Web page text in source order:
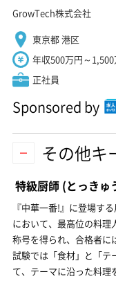
GrowTech株式会社
東京都 港区
年収500万円～1,500
正社員
Sponsored by
その他キ
特級厨師 (とっきゅ
『中華一番!』に登場す
において、最高位の料理
称号を得られ、合格者に
試験では「食材」と「テ
て、テーマに沿った料理